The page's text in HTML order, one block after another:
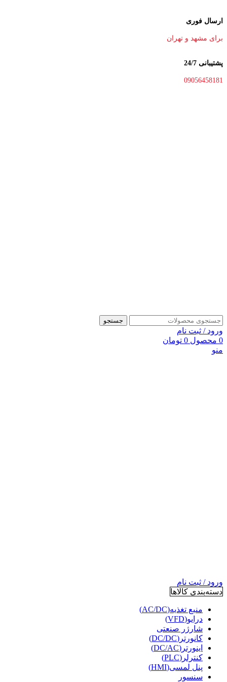
ارسال فوری
برای مشهد و تهران
پشتیبانی 24/7
09056458181
جستجو
ورود / ثبت نام
0 محصول 0 تومان
منو
ورود / ثبت نام
دسته‌بندی کالاها
منبع تغذیه(AC/DC)
درایو(VFD)
شارژر صنعتی
کانورتر(DC/DC)
اینورتر(DC/AC)
کنترلر(PLC)
پنل لمسی(HMI)
سنسور